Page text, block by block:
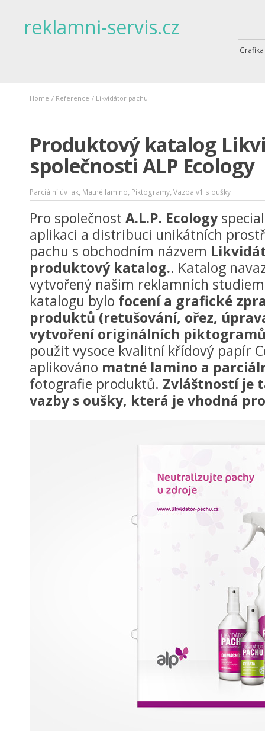
reklamni-servis.cz
Grafika
Home / Reference / Likvidátor pachu
Produktový katalog
společnosti ALP Ecology
Parciální úv lak, Matné lamino, Piktogramy,Vazba v1 s oušky
Pro společnost A.L.P. Ecology
aplikaci a distribuci unikátních
pachu s obchodním názvem
produktový katalog.. Katalog
vytvořený našim reklamních
katalogu bylo focení a grafické
produktů (retušování, ořez,
vytvoření originálních
použit vysoce kvalitní křídový papír
aplikováno matné lamino a
fotografie produktů. Zvláštností je
vazby s oušky, která je vhodná